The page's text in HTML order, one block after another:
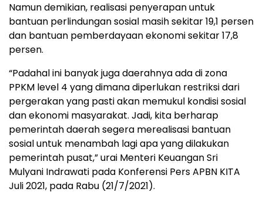
Namun demikian, realisasi penyerapan untuk
bantuan perlindungan sosial masih sekitar 19,1 persen
dan bantuan pemberdayaan ekonomi sekitar 17,8
persen.
“Padahal ini banyak juga daerahnya ada di zona
PPKM level 4 yang dimana diperlukan restriksi dari
pergerakan yang pasti akan memukul kondisi sosial
dan ekonomi masyarakat. Jadi, kita berharap
pemerintah daerah segera merealisasi bantuan
sosial untuk menambah lagi apa yang dilakukan
pemerintah pusat,” urai Menteri Keuangan Sri
Mulyani Indrawati pada Konferensi Pers APBN KITA
Juli 2021, pada Rabu (21/7/2021).